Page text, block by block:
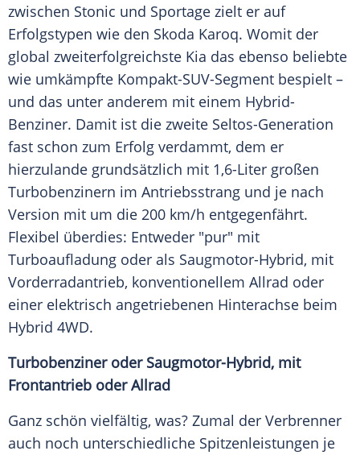
zwischen Stonic und Sportage zielt er auf
Erfolgstypen wie den Skoda Karoq. Womit der
global zweiterfolgreichste Kia das ebenso beliebte
wie umkämpfte Kompakt-SUV-Segment bespielt –
und das unter anderem mit einem Hybrid-
Benziner. Damit ist die zweite Seltos-Generation
fast schon zum Erfolg verdammt, dem er
hierzulande grundsätzlich mit 1,6-Liter großen
Turbobenzinern im Antriebsstrang und je nach
Version mit um die 200 km/h entgegenfährt.
Flexibel überdies: Entweder "pur" mit
Turboaufladung oder als Saugmotor-Hybrid, mit
Vorderradantrieb, konventionellem Allrad oder
einer elektrisch angetriebenen Hinterachse beim
Hybrid 4WD.
Turbobenziner oder Saugmotor-Hybrid, mit
Frontantrieb oder Allrad
Ganz schön vielfältig, was? Zumal der Verbrenner
auch noch unterschiedliche Spitzenleistungen je